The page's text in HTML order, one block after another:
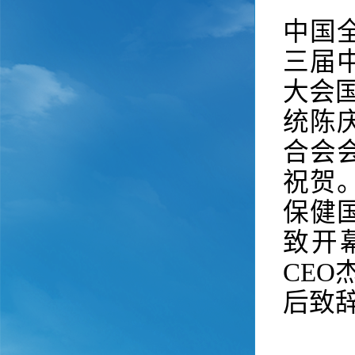
中国
三届
大会
统陈
合会
祝贺
保健
致开
CEO
后致